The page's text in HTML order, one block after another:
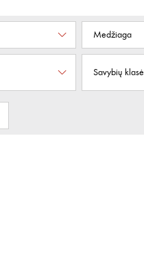
Medžiaga
Savybių klasė